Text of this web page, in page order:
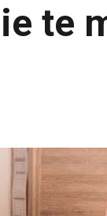
te